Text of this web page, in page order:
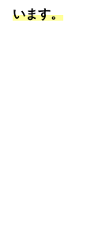
います。